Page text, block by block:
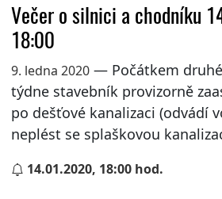
Večer o silnici a chodníku
18:00
9. ledna 2020— Počátkem
týdne stavebník provizorně
po dešťové kanalizaci (odvádí
neplést se splaškovou
14.01.2020, 18:00 hod.